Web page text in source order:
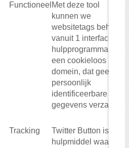
Functioneel Met deze tool
kunnen we
websitetags beheren
vanuit 1 interface. Dit
hulpprogramma is
een cookieloos
domein, dat geen
persoonlijk
identificeerbare
gegevens verzamelt
Tracking
Twitter Button is een
hulpmiddel waarmee